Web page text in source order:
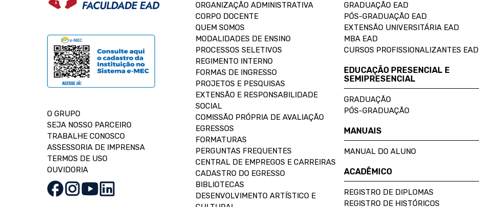
O GRUPO
SEJA NOSSO PARCEIRO
TRABALHE CONOSCO
ASSESSORIA DE IMPRENSA
TERMOS DE USO
OUVIDORIA
ORGANIZAÇÃO ADMINISTRATIVA
CORPO DOCENTE
QUEM SOMOS
MODALIDADES DE ENSINO
PROCESSOS SELETIVOS
REGIMENTO INTERNO
FORMAS DE INGRESSO
PROJETOS E PESQUISAS
EXTENSÃO E RESPONSABILIDADE
SOCIAL
COMISSÃO PRÓPRIA DE AVALIAÇÃO
EGRESSOS
FORMATURAS
PERGUNTAS FREQUENTES
CENTRAL DE EMPREGOS E CARREIRAS
CADASTRO DO EGRESSO
BIBLIOTECAS
DESENVOLVIMENTO ARTÍSTICO E
GRADUAÇÃO EAD
PÓS-GRADUAÇÃO EAD
EXTENSÃO UNIVERSITÁRIA EAD
MBA EAD
CURSOS PROFISSIONALIZANTES EAD
EDUCAÇÃO PRESENCIAL E
SEMIPRESENCIAL
GRADUAÇÃO
PÓS-GRADUAÇÃO
MANUAIS
MANUAL DO ALUNO
ACADÊMICO
REGISTRO DE DIPLOMAS
REGISTRO DE HISTÓRICOS